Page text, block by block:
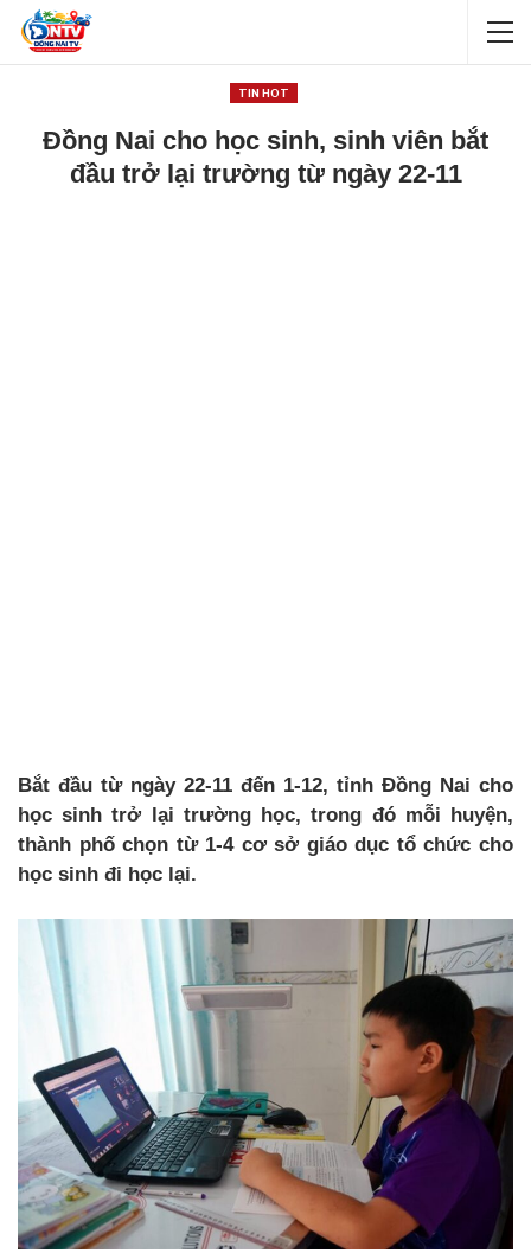
TIN HOT
Đồng Nai cho học sinh, sinh viên bắt
đầu trở lại trường từ ngày 22-11
Bắt đầu từ ngày 22-11 đến 1-12, tỉnh Đồng Nai cho
học sinh trở lại trường học, trong đó mỗi huyện,
thành phố chọn từ 1-4 cơ sở giáo dục tổ chức cho
học sinh đi học lại.